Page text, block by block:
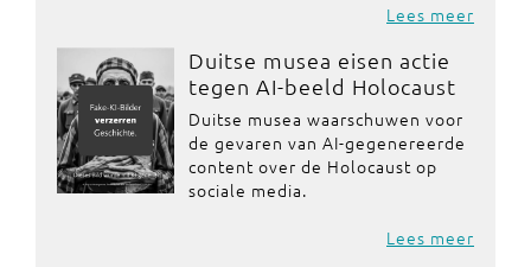
Lees meer
Duitse musea eisen actie
tegen AI-beeld Holocaust
Duitse musea waarschuwen voor
de gevaren van AI-gegenereerde
content over de Holocaust op
sociale media.
Lees meer